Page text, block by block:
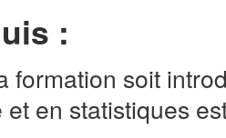
:
formation soit
en statistiques